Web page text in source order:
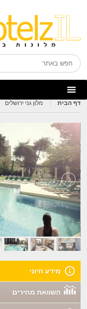
דף הבית מלון גני ירושלים
מידע חיוני
השוואת מחירים